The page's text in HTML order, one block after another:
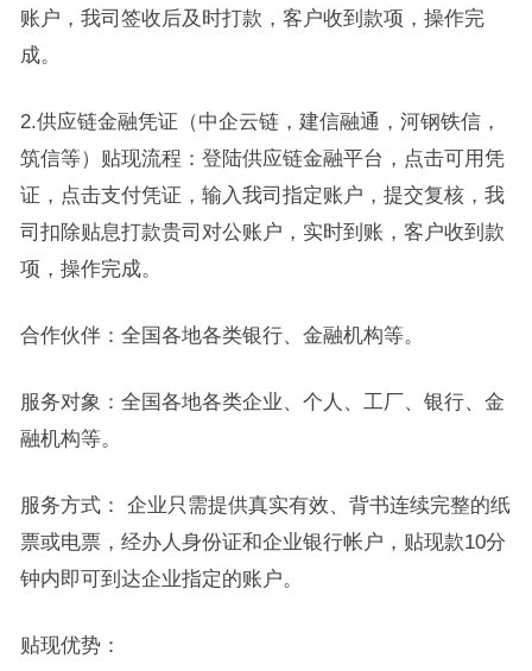
账户，我司签收后及时打款，客户收到款项，操作完
成。
2.供应链金融凭证（中企云链，建信融通，河钢铁信，
筑信等）贴现流程：登陆供应链金融平台，点击可用凭
证，点击支付凭证，输入我司指定账户，提交复核，我
司扣除贴息打款贵司对公账户，实时到账，客户收到款
项，操作完成。
合作伙伴：全国各地各类银行、金融机构等。
服务对象：全国各地各类企业、个人、工厂、银行、金
融机构等。
服务方式： 企业只需提供真实有效、背书连续完整的纸
票或电票，经办人身份证和企业银行帐户，贴现款10分
钟内即可到达企业指定的账户。
贴现优势：